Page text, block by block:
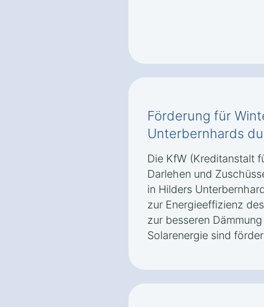
Förderung für
Unterbernhards
Die KfW (Kreditanstalt
Darlehen und
in Hilders
zur Energieeffizienz
zur besseren
Solarenergie sind